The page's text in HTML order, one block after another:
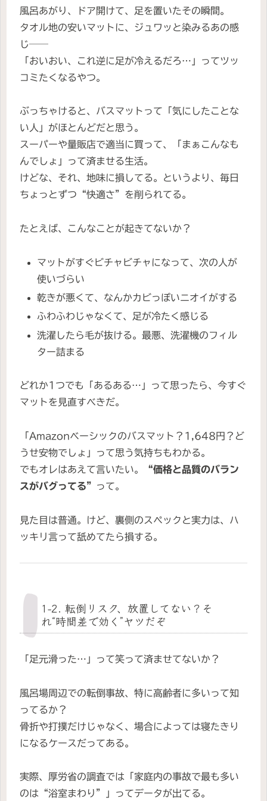
風呂あがり、ドア開けて、足を置いたその瞬間。
タオル地の安いマットに、ジュワッと染みるあの感
じ──
「おいおい、これ逆に足が冷えるだろ…」ってツッ
コミたくなるやつ。
ぶっちゃけると、バスマットって「気にしたことな
い人」がほとんどだと思う。
スーパーや量販店で適当に買って、「まぁこんなも
んでしょ」って済ませる生活。
けどな、それ、地味に損してる。というより、毎日
ちょっとずつ“快適さ”を削られてる。
たとえば、こんなことが起きてないか？
マットがすぐビチャビチャになって、次の人が
使いづらい
乾きが悪くて、なんかカビっぽいニオイがする
ふわふわじゃなくて、足が冷たく感じる
洗濯したら毛が抜ける。最悪、洗濯機のフィル
ター詰まる
どれか1つでも「あるある…」って思ったら、今すぐ
マットを見直すべきだ。
「Amazonベーシックのバスマット？1,648円？ど
うせ安物でしょ」って思う気持ちもわかる。
でもオレはあえて言いたい。
“価格と品質のバラン
スがバグってる”
って。
見た目は普通。けど、裏側のスペックと実力は、ハ
ッキリ言って舐めてたら損する。
1-2. 転倒リスク、放置してない？そ
れ“時間差で効く”ヤツだぞ
「足元滑った…」って笑って済ませてないか？
風呂場周辺での転倒事故、特に高齢者に多いって知
ってるか？
骨折や打撲だけじゃなく、場合によっては寝たきり
になるケースだってある。
実際、厚労省の調査では「家庭内の事故で最も多い
のは“浴室まわり”」ってデータが出てる。